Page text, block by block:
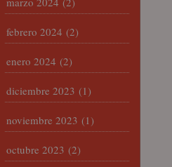
febrero 2024 (2)
enero 2024 (2)
diciembre 2023 (1)
noviembre 2023 (1)
octubre 2023 (2)